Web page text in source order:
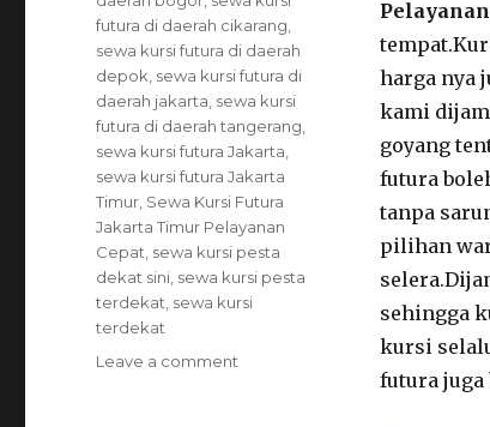
harga nya
kami
goyang
futura
tanpa
pilihan
sehingga
kursi
futura juga
futura di daerah cikarang
sewa kursi futura di daerah
depok sewa kursi futura di
daerah jakarta sewa kursi
futura di daerah tangerang
sewa kursi futura Jakarta
sewa kursi futura Jakarta
Timur Sewa Kursi Futura
Jakarta Timur Pelayanan
Cepat sewa kursi pesta
dekat sini sewa kursi pesta
terdekat sewa kursi
terdekat
Leave a comment